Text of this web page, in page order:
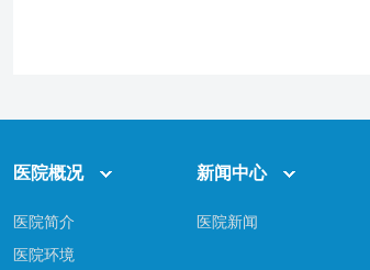
医院概况
医院简介
医院环境
新闻中心
医院新闻